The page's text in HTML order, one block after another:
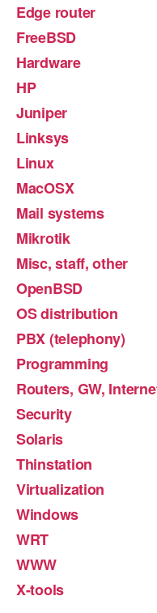
Edge router
FreeBSD
Hardware
HP
Juniper
Linksys
Linux
MacOSX
Mail systems
Mikrotik
Misc, staff, other
OpenBSD
OS distribution
PBX (telephony)
Programming
Routers, GW,
Security
Solaris
Thinstation
Virtualization
Windows
WRT
WWW
X-tools